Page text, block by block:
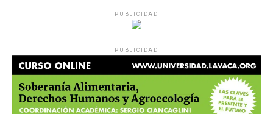
PUBLICIDAD
PUBLICIDAD